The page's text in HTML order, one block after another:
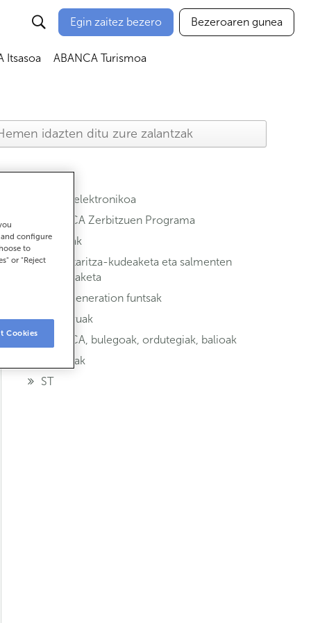
Egin zaitez bezero Bezeroaren gunea
Itsasoa ABANCA Turismoa
Banka elektronikoa
ABANCA Zerbitzuen Programa
Kontuak
Merkataritza-kudeaketa eta salmenten
finantzaketa
Next Generation funtsak
Aseguruak
ABANCA, bulegoak, ordutegiak, balioak
Txartelak
ST
configure
to
or "Reject
Cookies